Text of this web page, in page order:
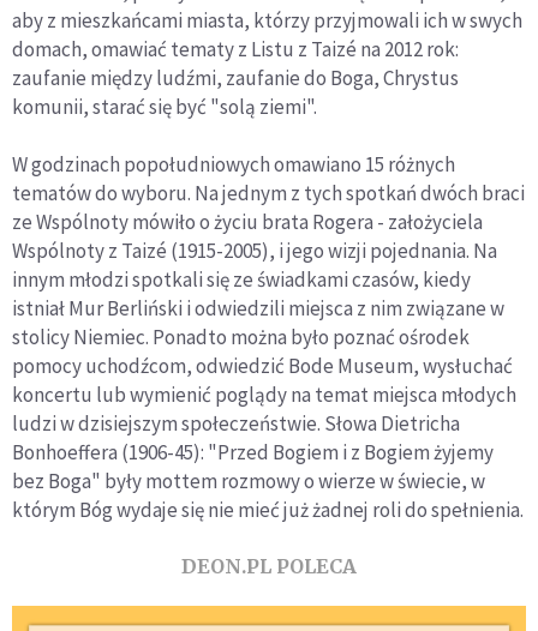
aby z mieszkańcami miasta, którzy przyjmowali ich w swych
domach, omawiać tematy z Listu z Taizé na 2012 rok:
zaufanie między ludźmi, zaufanie do Boga, Chrystus
komunii, starać się być "solą ziemi".
W godzinach popołudniowych omawiano 15 różnych
tematów do wyboru. Na jednym z tych spotkań dwóch braci
ze Wspólnoty mówiło o życiu brata Rogera - założyciela
Wspólnoty z Taizé (1915-2005), i jego wizji pojednania. Na
innym młodzi spotkali się ze świadkami czasów, kiedy
istniał Mur Berliński i odwiedzili miejsca z nim związane w
stolicy Niemiec. Ponadto można było poznać ośrodek
pomocy uchodźcom, odwiedzić Bode Museum, wysłuchać
koncertu lub wymienić poglądy na temat miejsca młodych
ludzi w dzisiejszym społeczeństwie. Słowa Dietricha
Bonhoeffera (1906-45): "Przed Bogiem i z Bogiem żyjemy
bez Boga" były mottem rozmowy o wierze w świecie, w
którym Bóg wydaje się nie mieć już żadnej roli do spełnienia.
DEON.PL POLECA